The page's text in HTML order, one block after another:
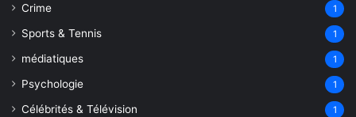
Crime 1
Sports & Tennis 1
médiatiques 1
Psychologie 1
Célébrités & Télévision 1